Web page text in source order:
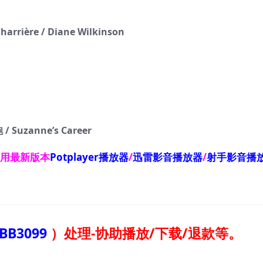
/ Diane Wilkinson
/ Suzanne’s Career
最新版本Potplayer播放器/迅雷影音播放器/射手影音播
） 处理-协助播放/下载/退款等。